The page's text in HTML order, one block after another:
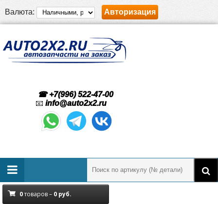
Валюта: Авторизация
☎ +7(996) 522-47-00
📧 info@auto2x2.ru
0товаров – 0 руб.